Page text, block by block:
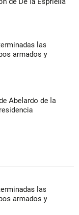
las
armados y
Abelardo de la
las
armados y